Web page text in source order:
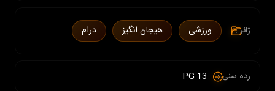
ژانر : ورزشی هیجان انگیز درام
رده سنی : PG-13